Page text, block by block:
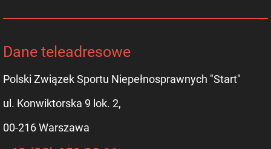
Dane teleadresowe
Polski Związek Sportu Niepełnosprawnych "Start"
ul. Konwiktorska 9 lok. 2,
00-216 Warszawa